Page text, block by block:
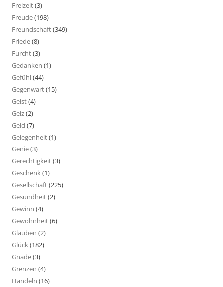
Freizeit(3)
Freude(198)
Freundschaft(349)
Friede(8)
Furcht(3)
Gedanken (1)
Gefühl(44)
Gegenwart(15)
Geist(4)
Geiz(2)
Geld (7)
Gelegenheit(1)
Genie(3)
Gerechtigkeit(3)
Geschenk(1)
Gesellschaft(225)
Gesundheit(2)
Gewinn (4)
Gewohnheit(6)
Glauben (2)
Glück(182)
Gnade(3)
Grenzen (4)
Handeln (16)